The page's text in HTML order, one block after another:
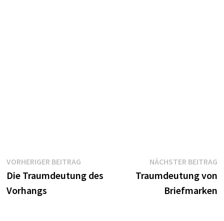
Beitragsnavigation
VORHERIGER BEITRAGVorheriger
Beitrag:
Die Traumdeutung des
Vorhangs
NÄCHSTER BEITRAG
Traumdeutung von
Briefmarken